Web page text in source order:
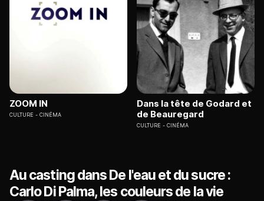
ZOOM IN
CULTURE CINÉMA
Dans la tête de Godard et
de Beauregard
CULTURE CINÉMA
Au casting dans De l'eau et du sucre :
Carlo Di Palma, les couleurs de la vie